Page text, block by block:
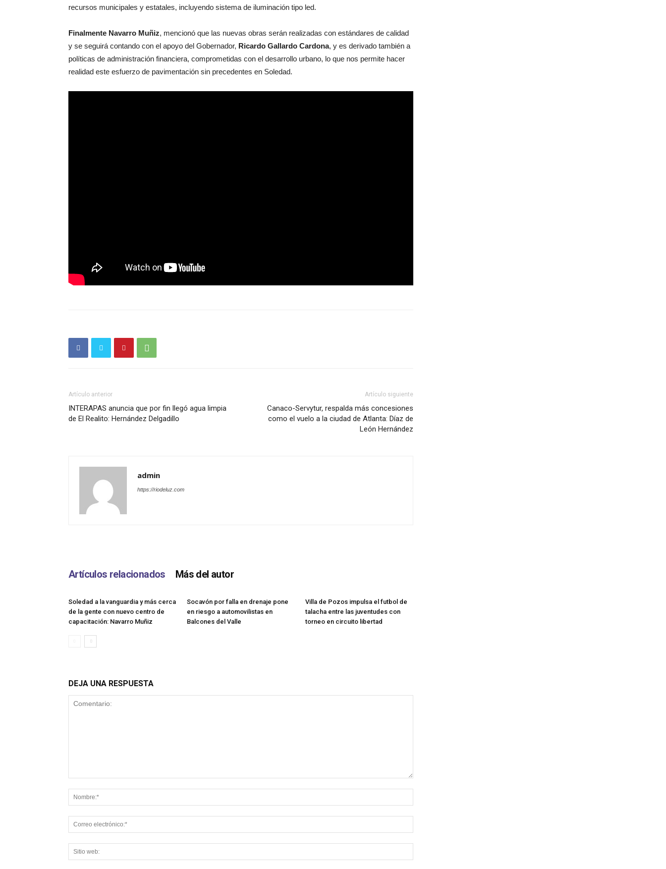
recursos municipales y estatales, incluyendo sistema de iluminación tipo led.
Finalmente Navarro Muñiz, mencionó que las nuevas obras serán realizadas con estándares de calidad
y se seguirá contando con el apoyo del Gobernador, Ricardo Gallardo Cardona, y es derivado también a
políticas de administración financiera, comprometidas con el desarrollo urbano, lo que nos permite hacer
realidad este esfuerzo de pavimentación sin precedentes en Soledad.
Artículo anterior
INTERAPAS anuncia que por fin llegó agua limpia
de El Realito: Hernández Delgadillo
Artículo siguiente
Canaco-Servytur, respalda más concesiones
como el vuelo a la ciudad de Atlanta: Díaz de
León Hernández
admin
https://riodeluz.com
Artículos relacionados Más del autor
Soledad a la vanguardia y más cerca
de la gente con nuevo centro de
capacitación: Navarro Muñiz
Socavón por falla en drenaje pone
en riesgo a automovilistas en
Balcones del Valle
Villa de Pozos impulsa el futbol de
talacha entre las juventudes con
torneo en circuito libertad
DEJA UNA RESPUESTA